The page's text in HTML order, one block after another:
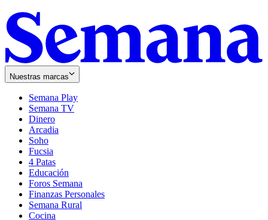
Nuestras marcas
Semana Play
Semana TV
Dinero
Arcadia
Soho
in
new
window
Fucsia
in
new
window
4 Patas
Educación
Foros Semana
Finanzas Personales
Semana Rural
Cocina